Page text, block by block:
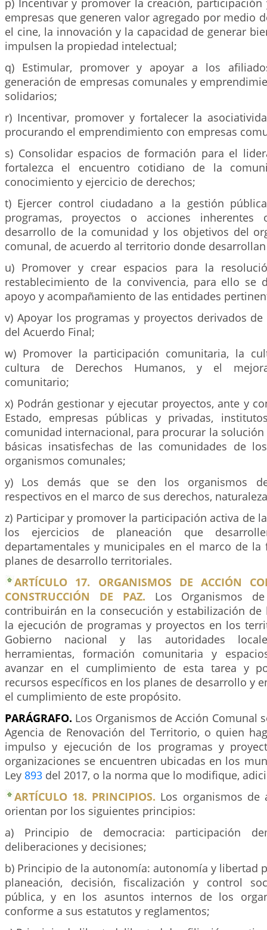
p) Incentivar y promover la creación,
empresas que generen valor agregado por medio
el cine, la innovación y la capacidad de generar
impulsen la propiedad intelectual;
q) Estimular, promover y apoyar a los
generación de empresas comunales y
solidarios;
r) Incentivar, promover y fortalecer la
procurando el emprendimiento con empresas
s) Consolidar espacios de formación para el
fortalezca el encuentro cotidiano de la
conocimiento y ejercicio de derechos;
t) Ejercer control ciudadano a la gestión
programas, proyectos o acciones inherentes
desarrollo de la comunidad y los objetivos del
comunal, de acuerdo al territorio donde
u) Promover y crear espacios para la
restablecimiento de la convivencia, para ello se
apoyo y acompañamiento de las entidades
v) Apoyar los programas y proyectos derivados
del Acuerdo Final;
w) Promover la participación comunitaria, la
cultura de Derechos Humanos, y el
comunitario;
x) Podrán gestionar y ejecutar proyectos, ante y
Estado, empresas públicas y privadas,
comunidad internacional, para procurar la solución
básicas insatisfechas de las comunidades de
organismos comunales;
y) Los demás que se den los organismos
respectivos en el marco de sus derechos,
z) Participar y promover la participación activa de
los ejercicios de planeación que
departamentales y municipales en el marco de
planes de desarrollo territoriales.
ARTÍCULO 17. ORGANISMOS DE ACCIÓN
CONSTRUCCIÓN DE PAZ. Los Organismos
contribuirán en la consecución y estabilización de
la ejecución de programas y proyectos en los
Gobierno nacional y las autoridades
herramientas, formación comunitaria y
avanzar en el cumplimiento de esta tarea y
recursos específicos en los planes de desarrollo y
el cumplimiento de este propósito.
PARÁGRAFO. Los Organismos de Acción Comunal
Agencia de Renovación del Territorio, o quien
impulso y ejecución de los programas y
organizaciones se encuentren ubicadas en los
Ley 893 del 2017, o la norma que lo modifique,
ARTÍCULO 18. PRINCIPIOS. Los organismos de
orientan por los siguientes principios:
a) Principio de democracia: participación
deliberaciones y decisiones;
b) Principio de la autonomía: autonomía y libertad
planeación, decisión, fiscalización y control
pública, y en los asuntos internos de los
conforme a sus estatutos y reglamentos;